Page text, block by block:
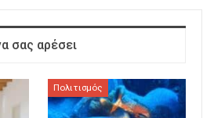
σας αρέσει
Πολιτισμός